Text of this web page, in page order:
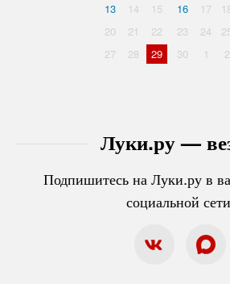
Луки.ру —
Подпишитесь на Луки.ру в
социальной
13
14 15 16 17
20
21 22 23 24
27
28 29 30 1 2